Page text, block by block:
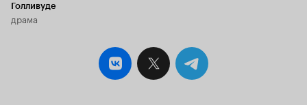
Голливуде
драма